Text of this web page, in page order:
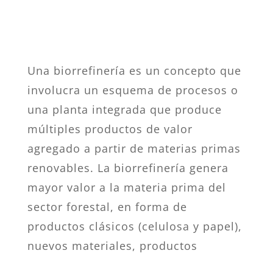
Una biorrefinería es un concepto que
involucra un esquema de procesos o
una planta integrada que produce
múltiples productos de valor
agregado a partir de materias primas
renovables. La biorrefinería genera
mayor valor a la materia prima del
sector forestal, en forma de
productos clásicos (celulosa y papel),
nuevos materiales, productos